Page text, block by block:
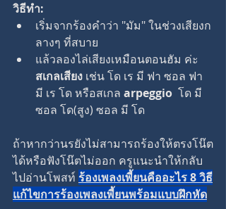
วิธีทำ:
เริ่มจากร้องคำว่า "มัม" ในช่วงเสียงก
ลางๆ ที่สบาย
แล้วลองไล่เสียงเหมือนตอนฮัม ค่ะ
สเกลเสียง เช่น โด เร มี ฟา ซอล ฟา
มี เร โด หรือสเกล arpeggio โด มี
ซอล โด(สูง) ซอล มี โด
ถ้าหากว่านรยังไม่สามารถร้องให้ตรงโน๊ต
ได้หรือฟังโน๊ตไม่ออก ครูแนะนำให้กลับ
ไปอ่านโพสท์ ร้องเพลงเพี้ยนคืออะไร 8 วิธี
แก้ไขการร้องเพลงเพี้ยนพร้อมแบบฝึกหัด